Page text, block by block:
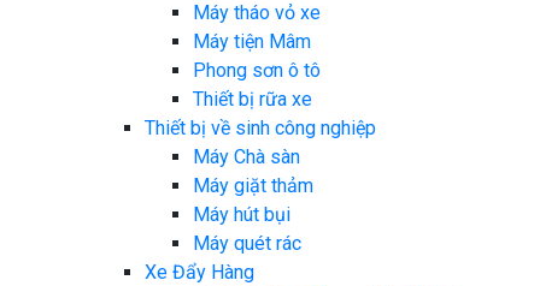
Máy tháo vỏ xe
Máy tiện Mâm
Phong sơn ô tô
Thiết bị rữa xe
Thiết bị về sinh công nghiệp
Máy Chà sàn
Máy giặt thảm
Máy hút bụi
Máy quét rác
Xe Đẩy Hàng